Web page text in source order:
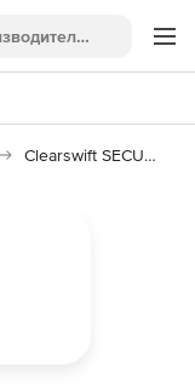
Clearswift SECURE Email Gateway